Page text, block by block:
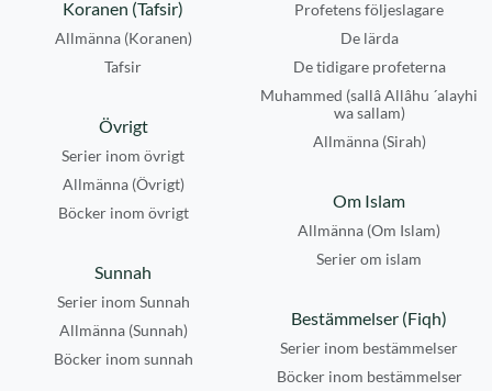
Profetens följeslagare
De lärda
De tidigare profeterna
Muhammed (sallâ Allâhu ´alayhi
wa sallam)
Allmänna (Sirah)
Koranen (Tafsir)
Allmänna (Koranen)
Tafsir
Övrigt
Serier inom övrigt
Allmänna (Övrigt)
Böcker inom övrigt
Om Islam
Allmänna (Om Islam)
Serier om islam
Sunnah
Serier inom Sunnah
Allmänna (Sunnah)
Böcker inom sunnah
Bestämmelser (Fiqh)
Serier inom bestämmelser
Böcker inom bestämmelser